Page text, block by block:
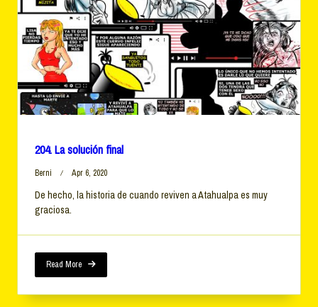
204. La solución final
Berni Apr 6, 2020
De hecho, la historia de cuando reviven a Atahualpa es muy
graciosa.
Read More